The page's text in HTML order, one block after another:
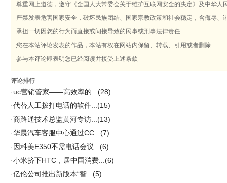
尊重网上道德，遵守《全国人大常委会关于维护互联网安全的决定》及中华人
严禁发表危害国家安全，破坏民族团结、国家宗教政策和社会稳定，含侮辱、
承担一切因您的行为而直接或间接导致的民事或刑事法律责任
您在本站评论发表的作品，本站有权在网站内保留、转载、引用或者删除
参与本评论即表明您已经阅读并接受上述条款
评论排行
·uc营销管家——高效率的... (28)
·代替人工拨打电话的软件... (15)
·商路通技术总监黄河专访... (13)
·华晨汽车客服中心通过CC... (7)
·因科美E350不需电话会议... (6)
·小米挤下HTC，居中国消费... (6)
·亿伦公司推出新版本“智... (5)